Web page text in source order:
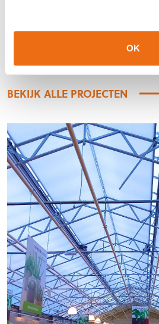
OK
BEKIJK ALLE PROJECTEN